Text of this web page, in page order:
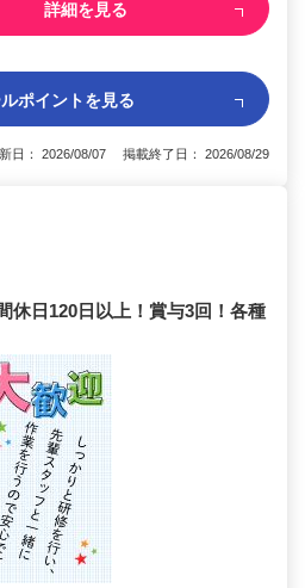
詳細を見る
ポイントを見る
日： 2026/08/07 掲載終了日： 2026/08/29
休日120日以上！賞与3回！各種